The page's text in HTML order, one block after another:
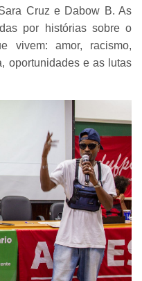
Cruz e Dabow B. As
por histórias sobre o
vivem: amor, racismo,
oportunidades e as lutas